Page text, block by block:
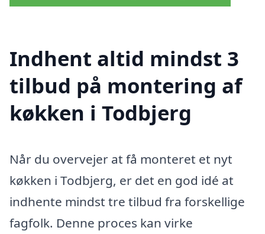
Indhent altid mindst 3
tilbud på montering af
køkken i Todbjerg
Når du overvejer at få monteret et nyt
køkken i Todbjerg, er det en god idé at
indhente mindst tre tilbud fra forskellige
fagfolk. Denne proces kan virke